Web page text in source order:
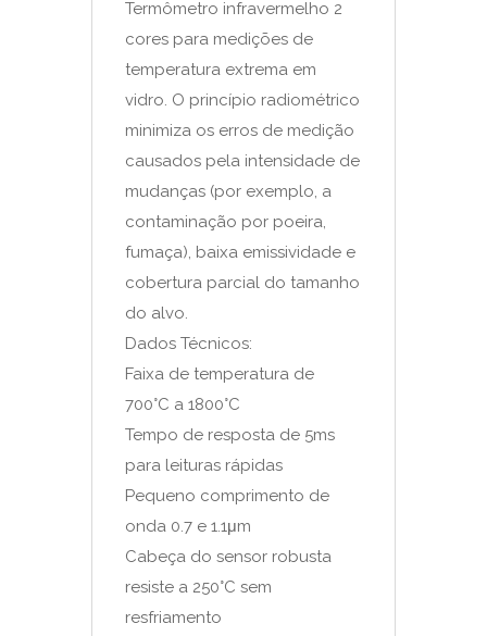
Termômetro infravermelho 2
cores para medições de
temperatura extrema em
vidro. O princípio radiométrico
minimiza os erros de medição
causados pela intensidade de
mudanças (por exemplo, a
contaminação por poeira,
fumaça), baixa emissividade e
cobertura parcial do tamanho
do alvo.
Dados Técnicos:
Faixa de temperatura de
700°C a 1800°C
Tempo de resposta de 5ms
para leituras rápidas
Pequeno comprimento de
onda 0.7 e 1.1μm
Cabeça do sensor robusta
resiste a 250°C sem
resfriamento